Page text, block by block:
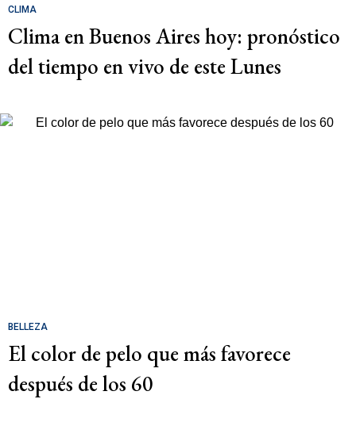
CLIMA
Clima en Buenos Aires hoy: pronóstico
del tiempo en vivo de este Lunes
BELLEZA
El color de pelo que más favorece
después de los 60